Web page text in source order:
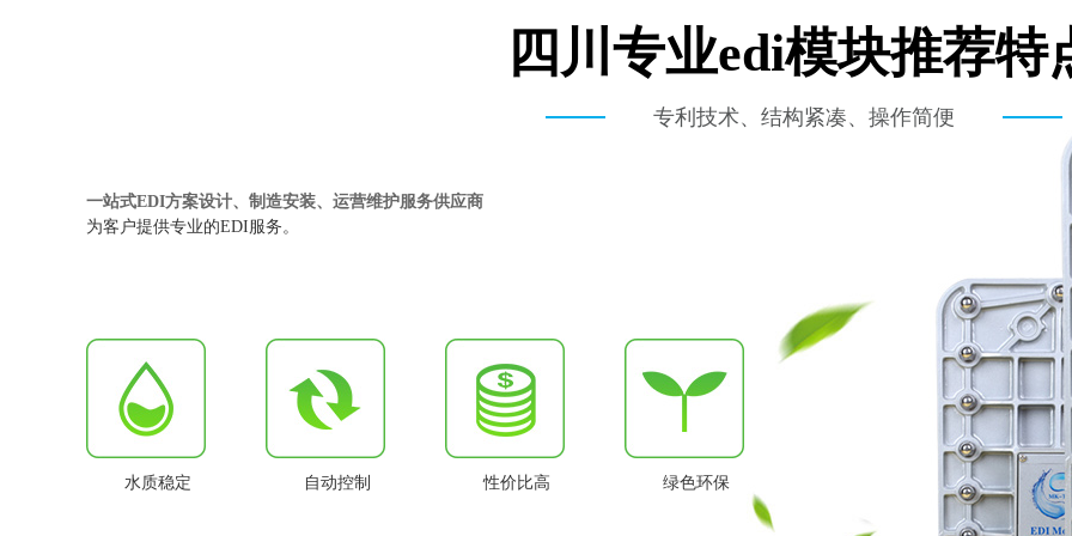
四川专业edi模块推荐特
专利技术、结构紧凑、操作简便
一站式EDI方案设计、制造安装、运营维护服务供应商
为客户提供专业的EDI服务。
水质稳定 自动控制 性价比高 绿色环保